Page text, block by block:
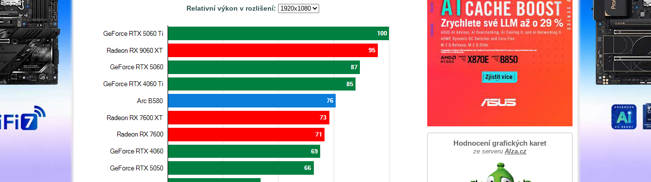
Relativní výkon v rozlišení:
Hodnocení grafických karet
ze serveru Alza.cz